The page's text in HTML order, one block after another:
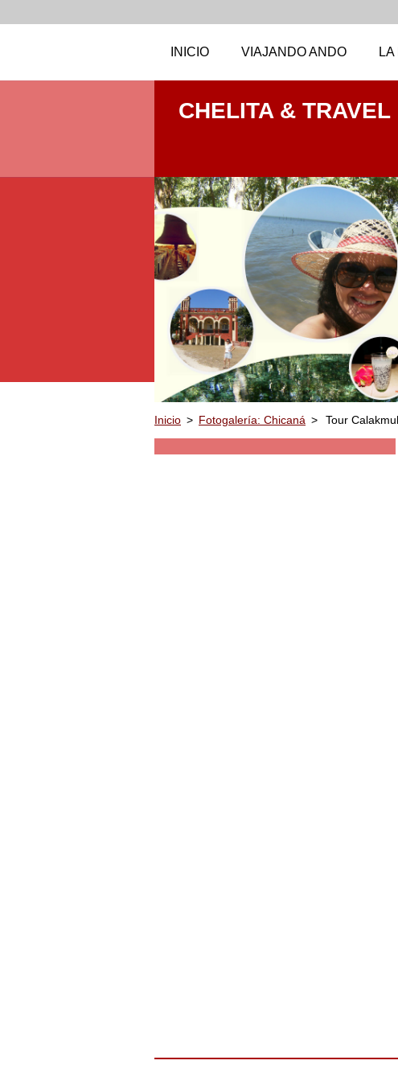
INICIO VIAJANDO ANDO
CHELITA & TRAVEL
Inicio > Fotogalería: Chicaná > Tour